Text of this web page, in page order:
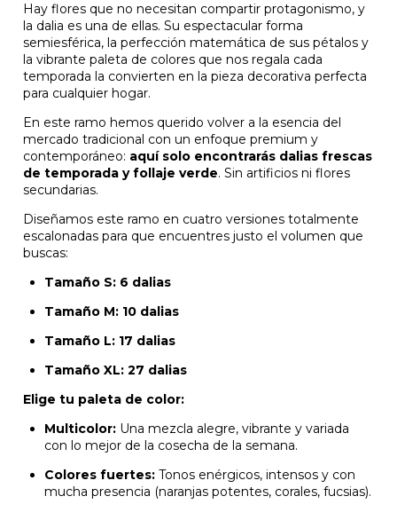
Hay flores que no necesitan compartir protagonismo, y
la dalia es una de ellas. Su espectacular forma
semiesférica, la perfección matemática de sus pétalos y
la vibrante paleta de colores que nos regala cada
temporada la convierten en la pieza decorativa perfecta
para cualquier hogar.
En este ramo hemos querido volver a la esencia del
mercado tradicional con un enfoque premium y
contemporáneo: aquí solo encontrarás dalias frescas
de temporada y follaje verde. Sin artificios ni flores
secundarias.
Diseñamos este ramo en cuatro versiones totalmente
escalonadas para que encuentres justo el volumen que
buscas:
Tamaño S: 6 dalias
Tamaño M: 10 dalias
Tamaño L: 17 dalias
Tamaño XL: 27 dalias
Elige tu paleta de color:
Multicolor:Una mezcla alegre, vibrante y variada
con lo mejor de la cosecha de la semana.
Colores fuertes:Tonos enérgicos, intensos y con
mucha presencia (naranjas potentes, corales, fucsias).